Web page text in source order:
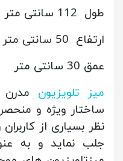
طول 112 سانتی متر
ارتفاع 50 سانتی متر
عمق 30 سانتی متر
میز تلویزیون
ساختار ویژه و
نظر بسیاری از
جلب نماید و به